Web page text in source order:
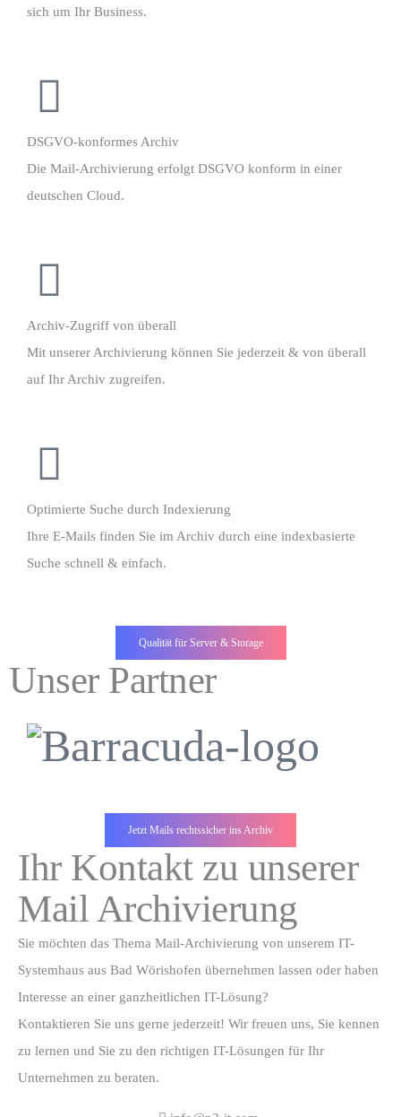
sich um Ihr Business.
DSGVO-konformes Archiv
Die Mail-Archivierung erfolgt DSGVO konform in einer
deutschen Cloud.
Archiv-Zugriff von überall
Mit unserer Archivierung können Sie jederzeit & von überall
auf Ihr Archiv zugreifen.
Optimierte Suche durch Indexierung
Ihre E-Mails finden Sie im Archiv durch eine indexbasierte
Suche schnell & einfach.
Qualität für Server & Storage
Unser Partner
Jetzt Mails rechtssicher ins Archiv
Ihr Kontakt zu unserer
Mail Archivierung
Sie möchten das Thema Mail-Archivierung von unserem IT-
Systemhaus aus Bad Wörishofen übernehmen lassen oder haben
Interesse an einer ganzheitlichen IT-Lösung?
Kontaktieren Sie uns gerne jederzeit! Wir freuen uns, Sie kennen
zu lernen und Sie zu den richtigen IT-Lösungen für Ihr
Unternehmen zu beraten.